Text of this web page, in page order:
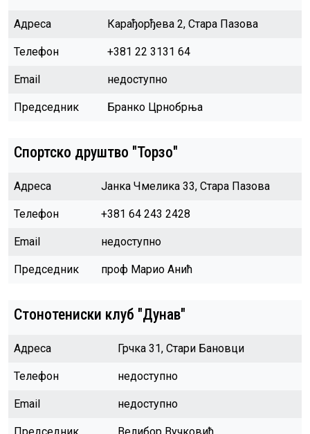
Адреса Карађорђева 2, Стара Пазова
Телефон +381 22 3131 64
Email недоступно
Председник Бранко Црнобрња
Спортско друштво "Торзо"
Адреса Јанка Чмелика 33, Стара Пазова
Телефон +381 64 243 2428
Email недоступно
Председник проф Марио Анић
Стонотениски клуб "Дунав"
Адреса Грчка 31, Стари Бановци
Телефон недоступно
Email недоступно